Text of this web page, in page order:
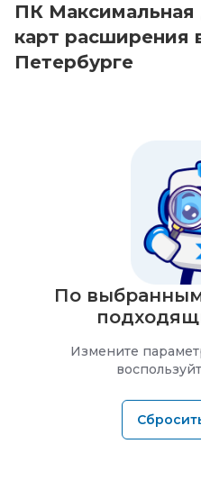
ПК Максимальная
карт расширения
Петербургe
По
Измените